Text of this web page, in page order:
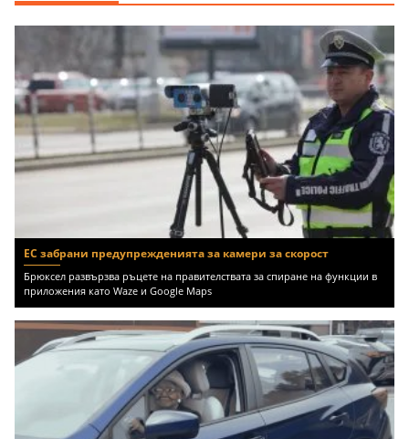
ЕС забрани предупрежденията за камери за скорост
Брюксел развързва ръцете на правителствата за спиране на функции в
приложения като Waze и Google Maps